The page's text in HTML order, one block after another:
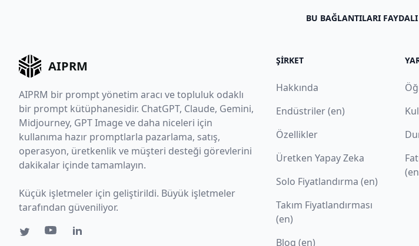
BU BAĞLANTILARI
AIPRM
AIPRM bir prompt yönetim aracı ve topluluk odaklı
bir prompt kütüphanesidir. ChatGPT, Claude, Gemini,
Midjourney, GPT Image ve daha niceleri için
kullanıma hazır promptlarla pazarlama, satış,
operasyon, üretkenlik ve müşteri desteği görevlerini
dakikalar içinde tamamlayın.
Küçük işletmeler için geliştirildi. Büyük işletmeler
tarafından güveniliyor.
ŞIRKET
Hakkında
Endüstriler (en)
Özellikler
Üretken Yapay Zeka
Solo Fiyatlandırma (en)
Takım Fiyatlandırması
(en)
Blog (en)